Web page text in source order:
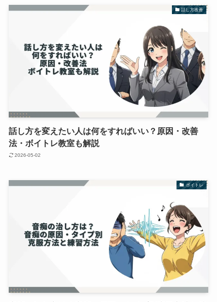
話し方改善
話し方を変えたい人は何をすればいい？原因・改善
法・ボイトレ教室も解説
2026-05-02
ボイトレ